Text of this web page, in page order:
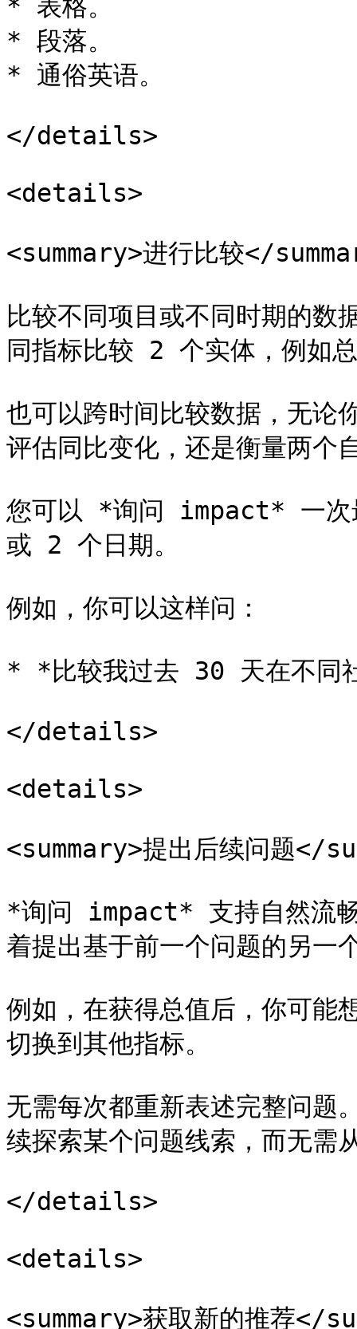
* 表格。
* 段落。
* 通俗英语。
</details>
<details>
<summary>进行比较</
比较不同项目或不同时期的
同指标比较 2 个实体，例如
也可以跨时间比较数据，无论
评估同比变化，还是衡量两个
您可以 *询问 impact* 一次
或 2 个日期。
例如，你可以这样问：
* *比较我过去 30 天在不同
</details>
<details>
<summary>提出后续问题</
*询问 impact* 支持自然流畅
着提出基于前一个问题的另一
例如，在获得总值后，你可能
切换到其他指标。
无需每次都重新表述完整问题
续探索某个问题线索，而无需
</details>
<details>
<summary>获取新的推荐</